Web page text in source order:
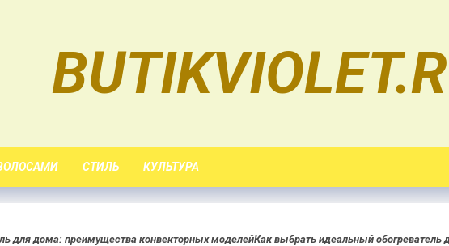
СТИЛЬ КУЛЬТУРА
для дома: преимущества конвекторных моделейКак выбрать идеальный